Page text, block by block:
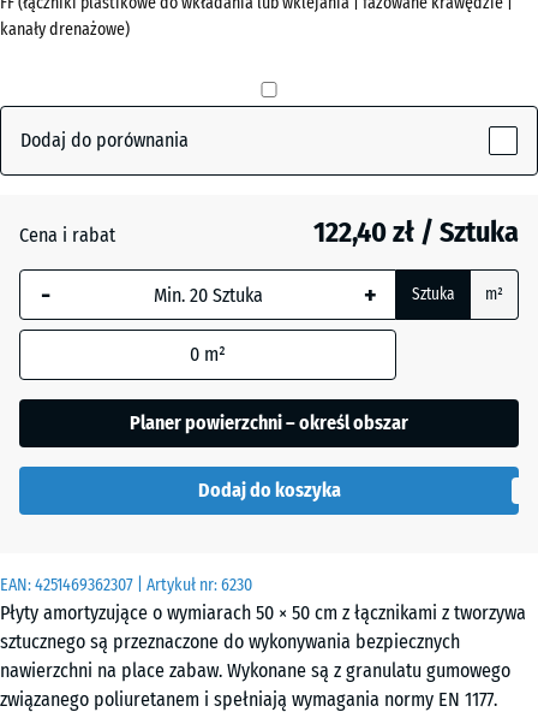
EAN:4251469362307 | Artykuł nr:6230
Płyty amortyzujące o wymiarach 50 × 50 cm z łącznikami z tworzywa
sztucznego są przeznaczone do wykonywania bezpiecznych
nawierzchni na place zabaw. Wykonane są z granulatu gumowego
związanego poliuretanem i spełniają wymagania normy EN 1177.
paletę
Szary
łupkowy(active)
Antracyt
+ 1,00 zł
ceglasty
Zielony
trawiasty
- 10,50 zł
wysyłki
500
Wybrany,
niebiesko
obramowany
wymiar jest
obliczenia
zapotrzebowania
(chyba że w
danych produktu
50
x
50
x
11
kanały drenażowe)
Dodaj do porównania
Cena i rabat 122,40 zł / Sztuka
- + Sztuka m²
0 m²
Planer powierzchni – określ obszar
Dodaj do koszyka